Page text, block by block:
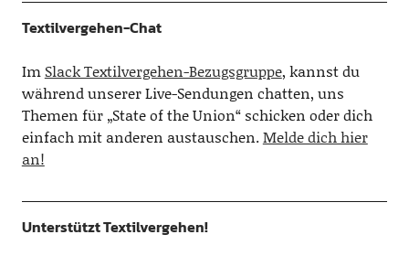
Textilvergehen-Chat
Im Slack Textilvergehen-Bezugsgruppe, kannst du
während unserer Live-Sendungen chatten, uns
Themen für „State of the Union“ schicken oder dich
einfach mit anderen austauschen.Melde dich hier
an!
Unterstützt Textilvergehen!